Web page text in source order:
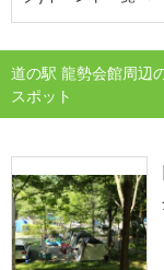
道の駅 龍勢会館周辺
スポット